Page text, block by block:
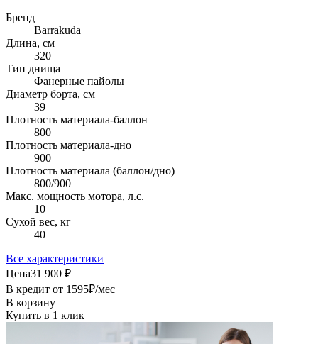
Бренд
Barrakuda
Длина, см
320
Тип днища
Фанерные пайолы
Диаметр борта, см
39
Плотность материала-баллон
800
Плотность материала-дно
900
Плотность материала (баллон/дно)
800/900
Макс. мощность мотора, л.с.
10
Сухой вес, кг
40
Все характеристики
Цена31 900 ₽
В кредит от 1595₽/мес
В корзину
Купить в 1 клик